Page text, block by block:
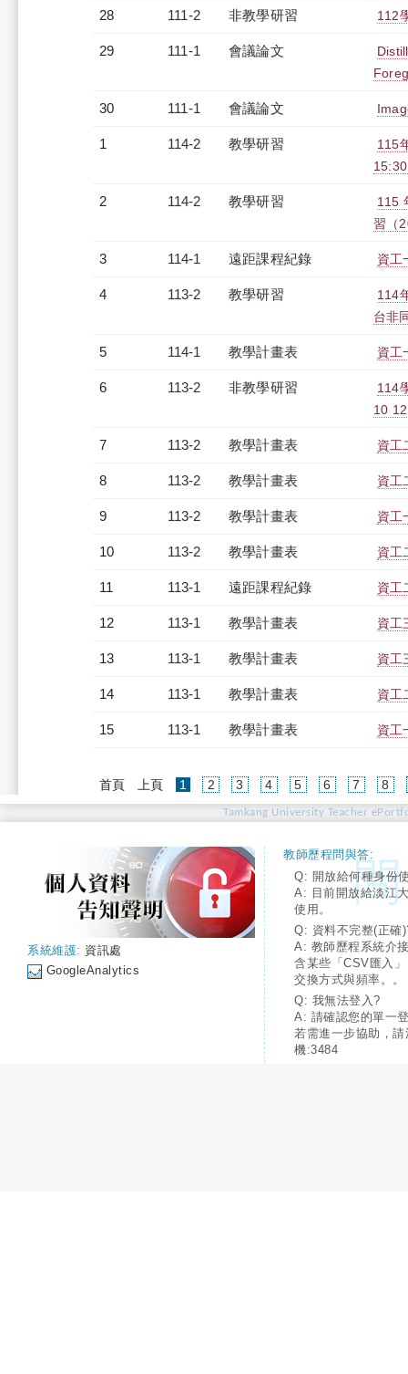
28 111-2 非教學研習 112
29 111-1 會議論文
30 111-1 會議論文
1 114-2 教學研習
115
2 114-2 教學研習
115
習（
3 114-1 遠距課程紀錄 資工
4 113-2 教學研習
114
台非
5 114-1 教學計畫表 資工
6 113-2 非教學研習
114
10
7 113-2 教學計畫表 資工
8 113-2 教學計畫表 資工
9 113-2 教學計畫表 資工
10 113-2 教學計畫表 資工
11 113-1 遠距課程紀錄 資工
12 113-1 教學計畫表 資工
13 113-1 教學計畫表 資工
14 113-1 教學計畫表 資工
15 113-1 教學計畫表 資工
首頁 上頁 1 (current)
2 3 4 5 6 7 8
Tamkang University Teacher
系統維護: 資訊處
GoogleAnalytics
教師歷程問與答:
Q: 開放給何種身份
A: 目前開放給淡江
使用。
Q: 資料不完整(正確
A: 教師歷程系統介
含某些「CSV匯入
交換方式與頻率。。
Q: 我無法登入?
A: 請確認您的單一
若需進一步協助，
機:3484